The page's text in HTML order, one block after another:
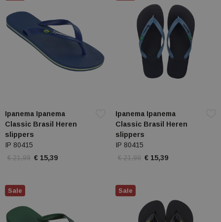
Ipanema Ipanema
Classic Brasil Heren
slippers
IP 80415
€ 21,99 € 15,39
Ipanema Ipanema
Classic Brasil Heren
slippers
IP 80415
€ 21,99 € 15,39
Sale Sale